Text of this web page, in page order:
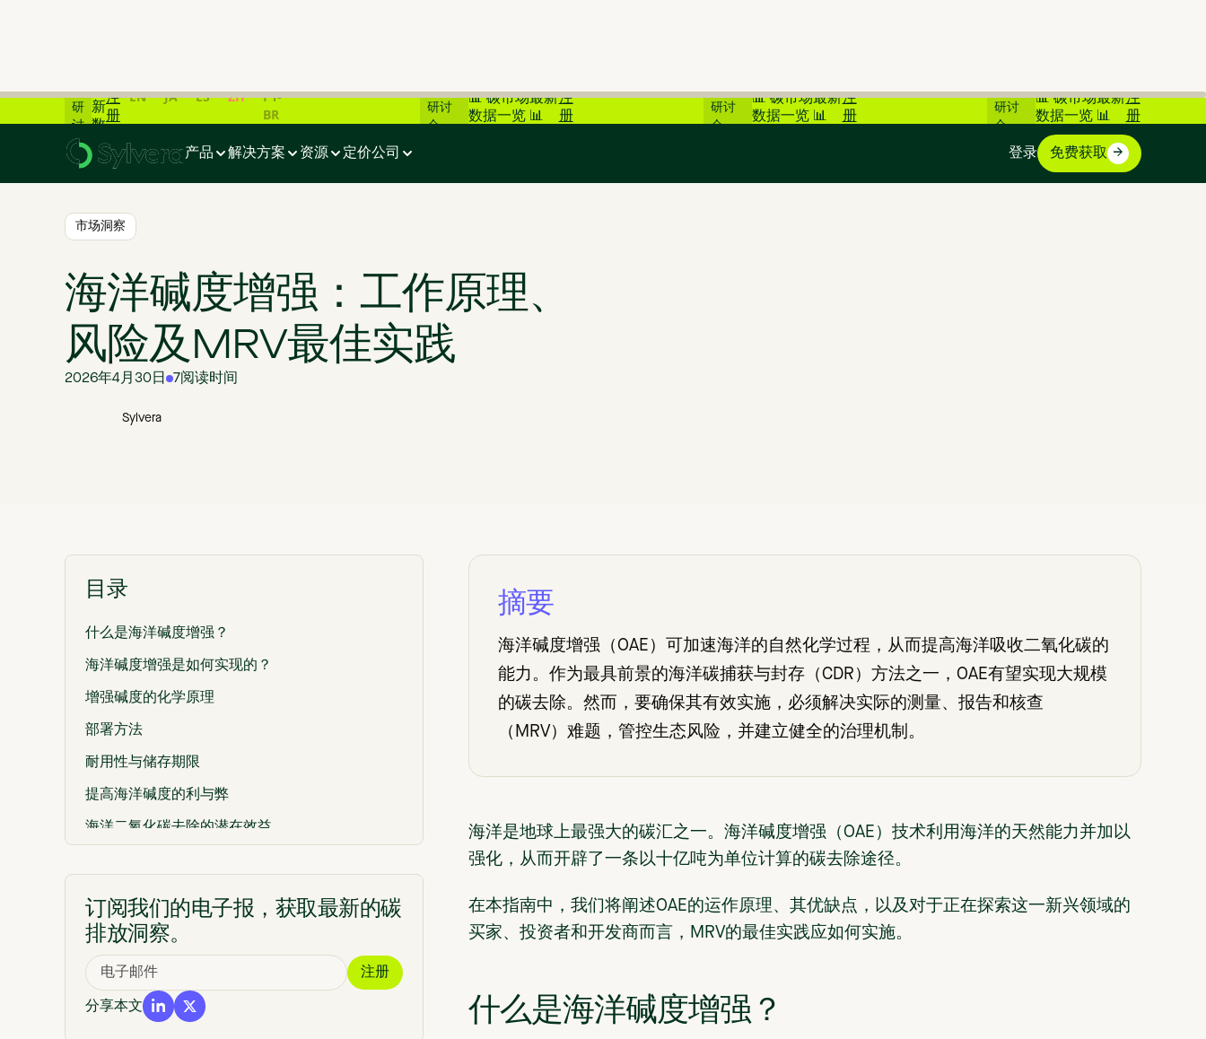
线
研
讨
会
最
新
数
据
一
览
注
册
EN JA ES ZH
PT-
BR
在线
研讨
会
📊 碳市场最新
数据一览 📊
注
册
在线
研讨
会
📊 碳市场最新
数据一览 📊
注
册
在线
研讨
会
📊 碳市场最新
数据一览 📊
注
册
产品 解决方案 资源 定价公司 登录 免费获取
市场洞察
海洋碱度增强：工作原理、
风险及MRV最佳实践
2026年4月30日 7阅读时间
Sylvera
目录
什么是海洋碱度增强？
海洋碱度增强是如何实现的？
增强碱度的化学原理
部署方法
耐用性与储存期限
提高海洋碱度的利与弊
海洋二氧化碳去除的潜在效益
OAE特有的测量挑战
良好的MRV应具备哪些特征
OAE的治理与监管框架
Sylvera 如何Sylvera OAE 的公信力
订阅我们的电子报，获取最新的碳
排放洞察。
分享本文
摘要
海洋碱度增强（OAE）可加速海洋的自然化学过程，从而提高海洋吸收二氧化碳的
能力。作为最具前景的海洋碳捕获与封存（CDR）方法之一，OAE有望实现大规模
的碳去除。然而，要确保其有效实施，必须解决实际的测量、报告和核查
（MRV）难题，管控生态风险，并建立健全的治理机制。
海洋是地球上最强大的碳汇之一。海洋碱度增强（OAE）技术利用海洋的天然能力并加以
强化，从而开辟了一条以十亿吨为单位计算的碳去除途径。
在本指南中，我们将阐述OAE的运作原理、其优缺点，以及对于正在探索这一新兴领域的
买家、投资者和开发商而言，MRV的最佳实践应如何实施。
什么是海洋碱度增强？